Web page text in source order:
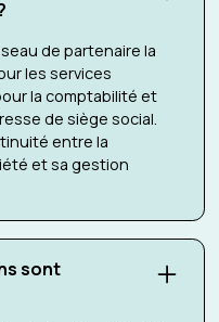
de partenaire la
les services
la comptabilité et
de siège social.
entre la
et sa gestion
sont